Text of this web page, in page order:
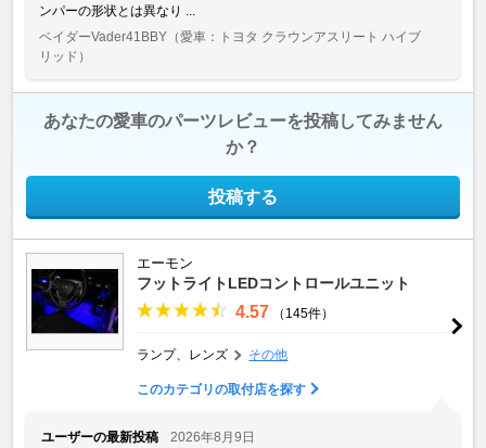
ンパーの形状とは異なり ...
ベイダーVader41BBY （愛車：トヨタ クラウンアスリート ハイブ
リッド）
あなたの愛車のパーツレビューを投稿してみません
か？
投稿する
エーモン
フットライトLEDコントロールユニット
4.57 （145件）
ランプ、レンズ その他
このカテゴリの取付店を探す
ユーザーの最新投稿
2026年8月9日